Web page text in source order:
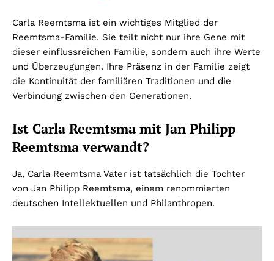
Carla Reemtsma ist ein wichtiges Mitglied der
Reemtsma-Familie. Sie teilt nicht nur ihre Gene mit
dieser einflussreichen Familie, sondern auch ihre Werte
und Überzeugungen. Ihre Präsenz in der Familie zeigt
die Kontinuität der familiären Traditionen und die
Verbindung zwischen den Generationen.
Ist Carla Reemtsma mit Jan Philipp
Reemtsma verwandt?
Ja, Carla Reemtsma Vater ist tatsächlich die Tochter
von Jan Philipp Reemtsma, einem renommierten
deutschen Intellektuellen und Philanthropen.